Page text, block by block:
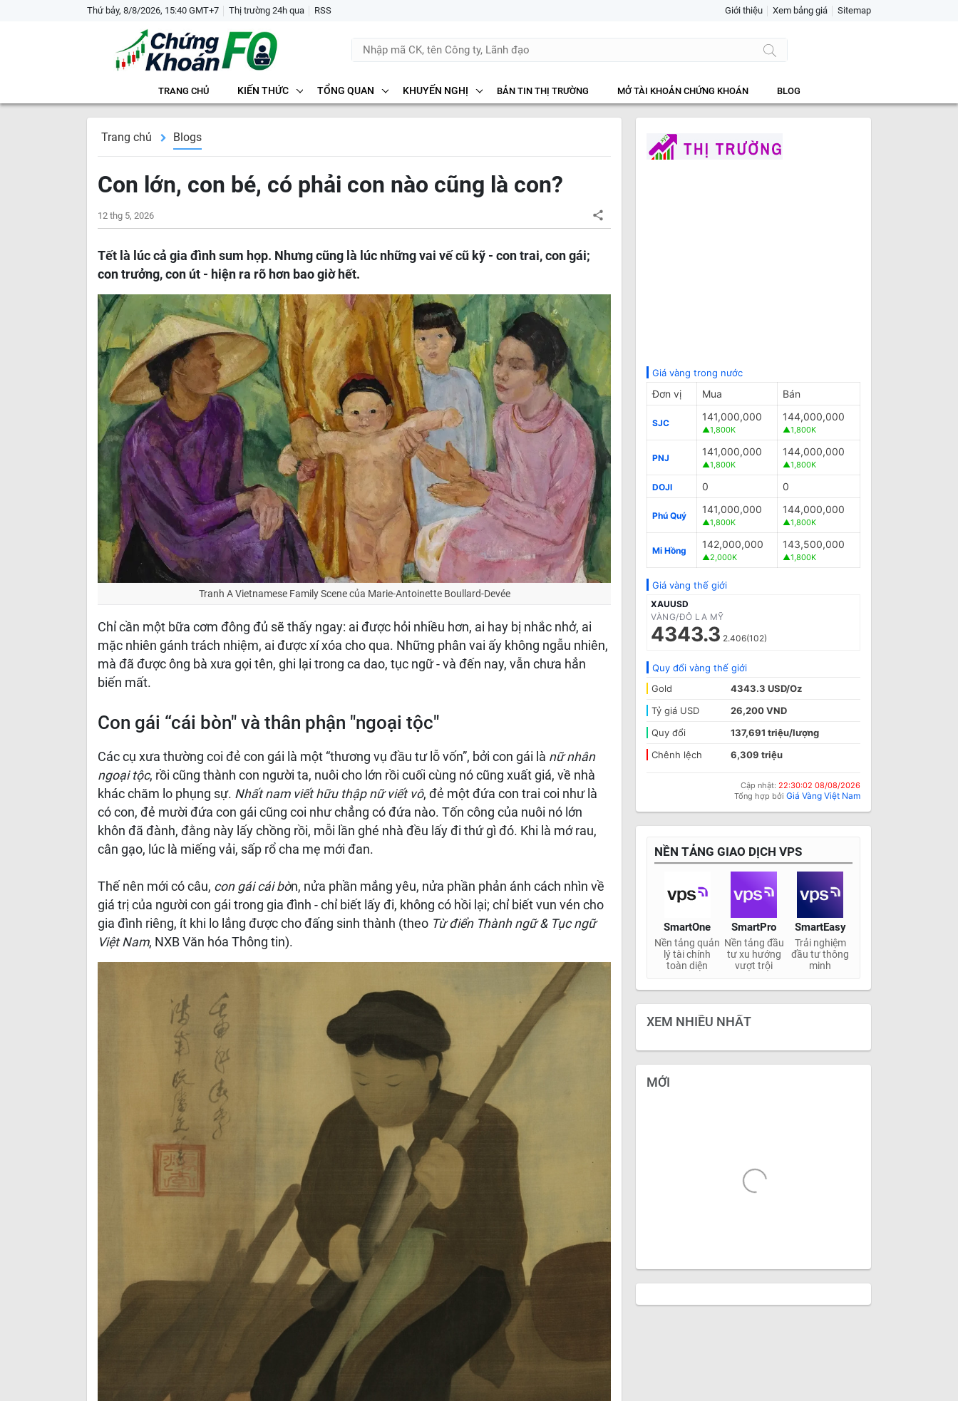
Thứ bảy, 8/8/2026, 15:40 GMT+7 Thị trường 24h qua RSS Giới thiệu Xem bảng giá Sitemap
TRANG CHỦ KIẾN THỨC TỔNG QUAN KHUYẾN NGHỊ BẢN TIN THỊ TRƯỜNG MỞ TÀI KHOẢN CHỨNG KHOÁN BLOG
Trang chủ Blogs
Con lớn, con bé, có phải con nào cũng là con?
12 thg 5, 2026
Tết là lúc cả gia đình sum họp. Nhưng cũng là lúc những vai vế cũ kỹ - con trai, con gái;
con trưởng, con út - hiện ra rõ hơn bao giờ hết.
Tranh A Vietnamese Family Scene của Marie-Antoinette Boullard-Devée
Chỉ cần một bữa cơm đông đủ sẽ thấy ngay: ai được hỏi nhiều hơn, ai hay bị nhắc nhở, ai
mặc nhiên gánh trách nhiệm, ai được xí xóa cho qua. Những phân vai ấy không ngẫu nhiên,
mà đã được ông bà xưa gọi tên, ghi lại trong ca dao, tục ngữ - và đến nay, vẫn chưa hẳn
biến mất.
Con gái “cái bòn" và thân phận "ngoại tộc"
Các cụ xưa thường coi đẻ con gái là một “thương vụ đầu tư lỗ vốn”, bởi con gái là nữ nhân
ngoại tộc, rồi cũng thành con người ta, nuôi cho lớn rồi cuối cùng nó cũng xuất giá, về nhà
khác chăm lo phụng sự. Nhất nam viết hữu thập nữ viết vô, đẻ một đứa con trai coi như là
có con, đẻ mười đứa con gái cũng coi như chẳng có đứa nào. Tốn công của nuôi nó lớn
khôn đã đành, đằng này lấy chồng rồi, mỗi lần ghé nhà đều lấy đi thứ gì đó. Khi là mớ rau,
cân gạo, lúc là miếng vải, sấp rổ cha mẹ mới đan.
Thế nên mới có câu, con gái cái bòn, nửa phần mắng yêu, nửa phần phản ánh cách nhìn về
giá trị của người con gái trong gia đình - chỉ biết lấy đi, không có hồi lại; chỉ biết vun vén cho
gia đình riêng, ít khi lo lắng được cho đấng sinh thành (theo Từ điển Thành ngữ & Tục ngữ
Việt Nam, NXB Văn hóa Thông tin).
Giá vàng trong nước
Đơn vị Mua Bán
SJC
141,000,000
▲1,800K
144,000,000
▲1,800K
PNJ
141,000,000
▲1,800K
144,000,000
▲1,800K
DOJI 0 0
Phú Quý
141,000,000
▲1,800K
144,000,000
▲1,800K
Mi Hồng
142,000,000
▲2,000K
143,500,000
▲1,800K
Giá vàng thế giới
XAUUSD
VÀNG/ĐÔ LA MỸ
4343.3 2.406(102)
Quy đổi vàng thế giới
Gold
4343.3 USD/Oz
Tỷ giá USD
26,200 VND
Quy đổi
137,691 triệu/lượng
Chênh lệch
6,309 triệu
Cập nhật: 22:30:02 08/08/2026
Tổng hợp bởi Giá Vàng Việt Nam
NỀN TẢNG GIAO DỊCH VPS
SmartOne SmartPro SmartEasy
Nền tảng quản
lý tài chính
toàn diện
Nền tảng đầu
tư xu hướng
vượt trội
Trải nghiệm
đầu tư thông
minh
XEM NHIỀU NHẤT
MỚI